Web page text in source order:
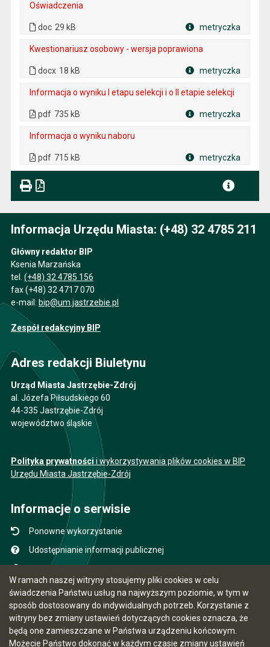
W ramach naszej witryny stosujemy pliki cookies w celu
świadczenia Państwu usług na najwyższym poziomie, w tym w
sposób dostosowany do indywidualnych potrzeb. Korzystanie z
witryny bez zmiany ustawień dotyczących cookies oznacza, że
będą one zamieszczane w Państwa urządzeniu końcowym.
Możecie Państwo dokonać w każdym czasie zmiany ustawień
Oświadczenia
doc 29 kB metryczka
Kwestionariusz osobowy - wersja poprawiona
docx 18 kB metryczka
Informacja o wyniku I etapu selekcji i o II etapie selekcji
pdf 735 kB metryczka
Informacja o wyniku naboru
pdf 715 kB metryczka
Informacja Urzędu Miasta: (+48) 32 4785 211
Główny redaktor BIP
Ksenia Marzańska
tel. (+48) 32 4785 156
fax (+48) 32 4717 070
e-mail: bip@um.jastrzebie.pl
Zespół redakcyjny BIP
Adres redakcji Biuletynu
Urząd Miasta Jastrzębie-Zdrój
al. Józefa Piłsudskiego 60
44-335 Jastrzębie-Zdrój
województwo śląskie
Polityka prywatności i wykorzystywania plików cookies w BIP
Urzędu Miasta Jastrzębie-Zdrój
Informacje o serwisie
Ponowne wykorzystanie
Udostępnianie informacji publicznej
Instrukcja obsługi
Statystyki oglądalności
Ostatnio dodane
Ostatnia aktualizacja BIP: 06.08.2026 15:25